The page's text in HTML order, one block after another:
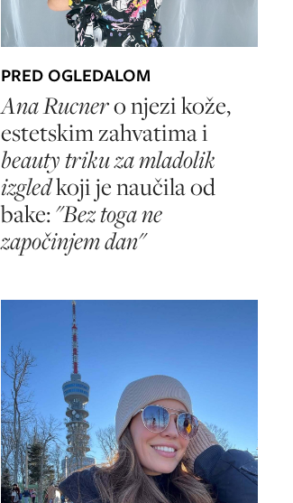
PRED OGLEDALOM
Ana Rucnero njezi kože,
estetskim zahvatima i
beauty triku za mladolik
izgledkoji je naučila od
bake:"Bez toga ne
započinjem dan"